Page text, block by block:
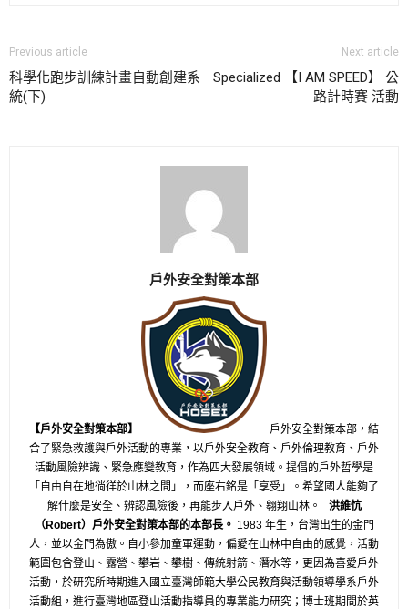
Previous article
科學化跑步訓練計畫自動創建系
統(下)
Next article
Specialized 【I AM SPEED】 公
路計時賽 活動
戶外安全對策本部
【戶外安全對策本部】
戶外安全對策本部，結
合了緊急救護與戶外活動的專業，以戶外安全教育、戶外倫理教育、戶外
活動風險辨識、緊急應變教育，作為四大發展領域。提倡的戶外哲學是
「自由自在地徜徉於山林之間」，而座右銘是「享受」。希望國人能夠了
解什麼是安全、辨認風險後，再能步入戶外、翱翔山林。 洪維忼
（Robert）戶外安全對策本部的本部長。 1983 年生，台灣出生的金門
人，並以金門為傲。自小參加童軍運動，偏愛在山林中自由的感覺，活動
範圍包含登山、露營、攀岩、攀樹、傳統射箭、潛水等，更因為喜愛戶外
活動，於研究所時期進入國立臺灣師範大學公民教育與活動領導學系戶外
活動組，進行臺灣地區登山活動指導員的專業能力研究；博士班期間於英